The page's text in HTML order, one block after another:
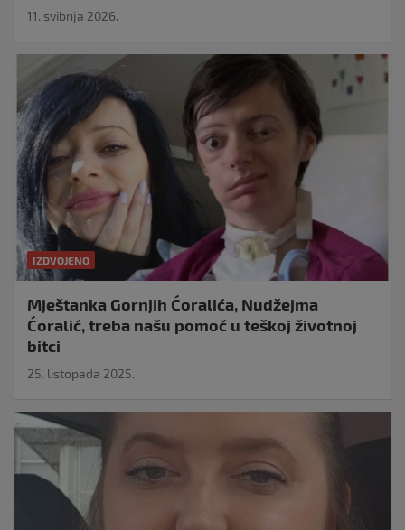
11. svibnja 2026.
IZDVOJENO
Mještanka Gornjih Ćoralića, Nudžejma
Ćoralić, treba našu pomoć u teškoj životnoj
bitci
25. listopada 2025.